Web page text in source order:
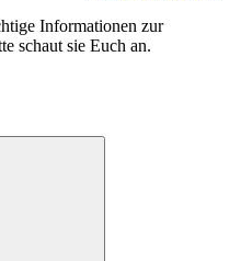
Informationen zur
schaut sie Euch an.